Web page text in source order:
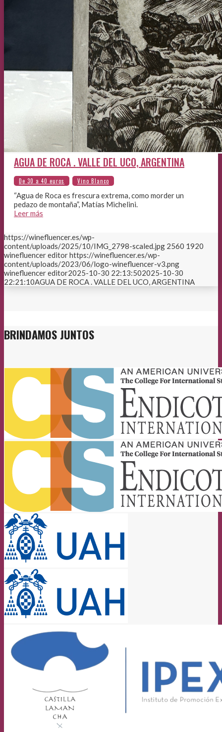
AGUA DE ROCA . VALLE DEL UCO, ARGENTINA
“Agua de Roca es frescura extrema, como morder un
pedazo de montaña”, Matías Michelini.
Leer más
https://winefluencer.es/wp-
content/uploads/2025/10/IMG_2798-scaled.jpg 2560 1920
winefluencer editorhttps://winefluencer.es/wp-
content/uploads/2023/06/logo-winefluencer-v3.png
winefluencer editor2025-10-30 22:13:502025-10-30
22:21:10AGUA DE ROCA . VALLE DEL UCO, ARGENTINA
BRINDAMOS JUNTOS